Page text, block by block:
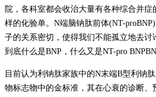
院，各科室都会收治大量有各种综合并
样的化验单。N端脑钠肽前体(NT-
子的关系密切，使得我们不能孤立地去
到底什么是BNP，什么又是NT-pro
目前认为利钠肽家族中的N末端B型利钠
物标志物中的金标准，其在心衰的诊断、